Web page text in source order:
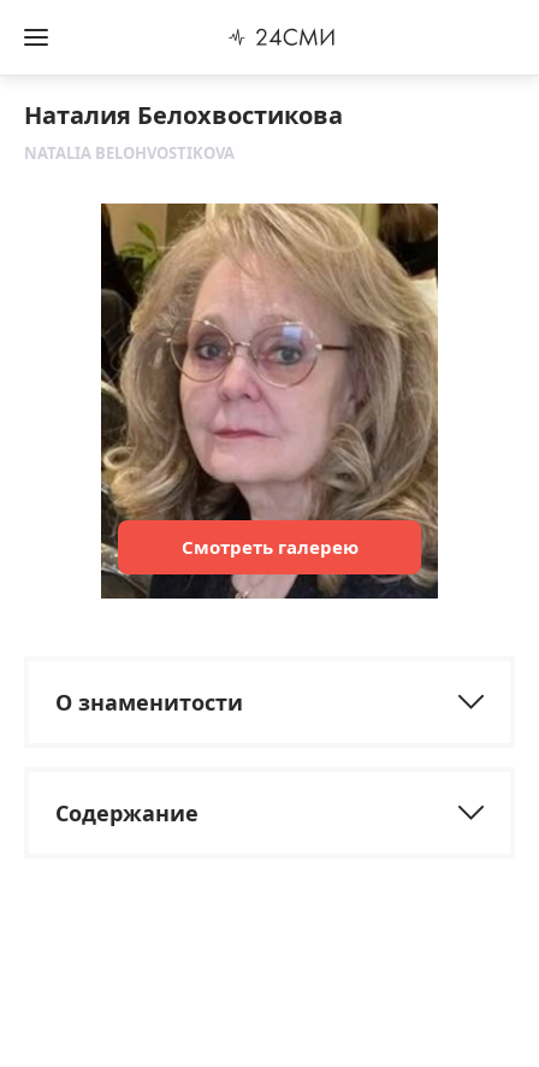
Наталия Белохвостикова
NATALIA BELOHVOSTIKOVA
Смотреть галерею
О знаменитости
Содержание